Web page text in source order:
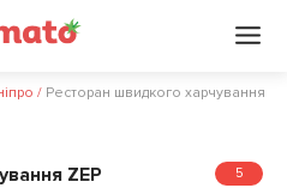
/ Ресторан швидкого харчування
ZEP 5